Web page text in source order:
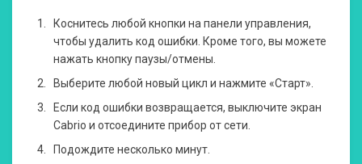
Коснитесь любой кнопки на панели управления,
чтобы удалить код ошибки. Кроме того, вы можете
нажать кнопку паузы/отмены.
Выберите любой новый цикл и нажмите «Старт».
Если код ошибки возвращается, выключите экран
Cabrio и отсоедините прибор от сети.
Подождите несколько минут.